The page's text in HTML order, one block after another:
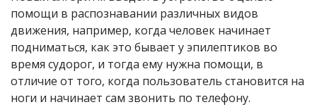
помощи в распознавании различных видов
движения, например, когда человек начинает
подниматься, как это бывает у эпилептиков во
время судорог, и тогда ему нужна помощи, в
отличие от того, когда пользователь становится на
ноги и начинает сам звонить по телефону.